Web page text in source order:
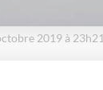
2019 à 23h21